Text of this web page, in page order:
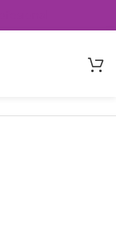
de aire